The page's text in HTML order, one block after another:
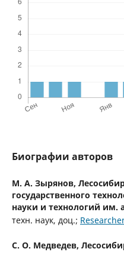
Биографии авторов
М. А. Зырянов,
государственного
науки и технологий
техн. наук, доц.;
С. О. Медведев,